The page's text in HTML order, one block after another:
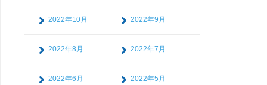
2022年10月 2022年9月
2022年8月 2022年7月
2022年6月 2022年5月